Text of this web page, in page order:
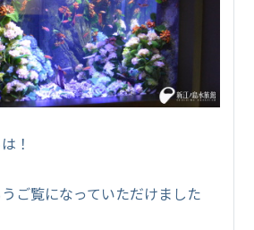
！
ご覧になっていただけました